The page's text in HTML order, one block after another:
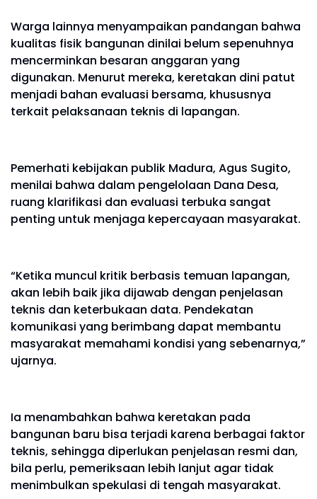
Warga lainnya menyampaikan pandangan bahwa
kualitas fisik bangunan dinilai belum sepenuhnya
mencerminkan besaran anggaran yang
digunakan. Menurut mereka, keretakan dini patut
menjadi bahan evaluasi bersama, khususnya
terkait pelaksanaan teknis di lapangan.
Pemerhati kebijakan publik Madura, Agus Sugito,
menilai bahwa dalam pengelolaan Dana Desa,
ruang klarifikasi dan evaluasi terbuka sangat
penting untuk menjaga kepercayaan masyarakat.
“Ketika muncul kritik berbasis temuan lapangan,
akan lebih baik jika dijawab dengan penjelasan
teknis dan keterbukaan data. Pendekatan
komunikasi yang berimbang dapat membantu
masyarakat memahami kondisi yang sebenarnya,”
ujarnya.
Ia menambahkan bahwa keretakan pada
bangunan baru bisa terjadi karena berbagai faktor
teknis, sehingga diperlukan penjelasan resmi dan,
bila perlu, pemeriksaan lebih lanjut agar tidak
menimbulkan spekulasi di tengah masyarakat.